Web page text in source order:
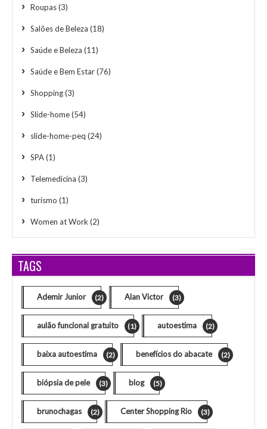
Roupas(3)
Salões de Beleza (18)
Saúde e Beleza (11)
Saúde e Bem Estar(76)
Shopping(3)
Slide-home(54)
slide-home-peq (24)
SPA(1)
Telemedicina (3)
turismo (1)
Women at Work (2)
TAGS
Ademir Junior (2) Alan Victor (3)
aulão funcional gratuito (1) autoestima (2)
baixa autoestima (2) benefícios do abacate (2)
biópsia de pele (3) blog (5)
brunochagas (2) Center Shopping Rio (3)